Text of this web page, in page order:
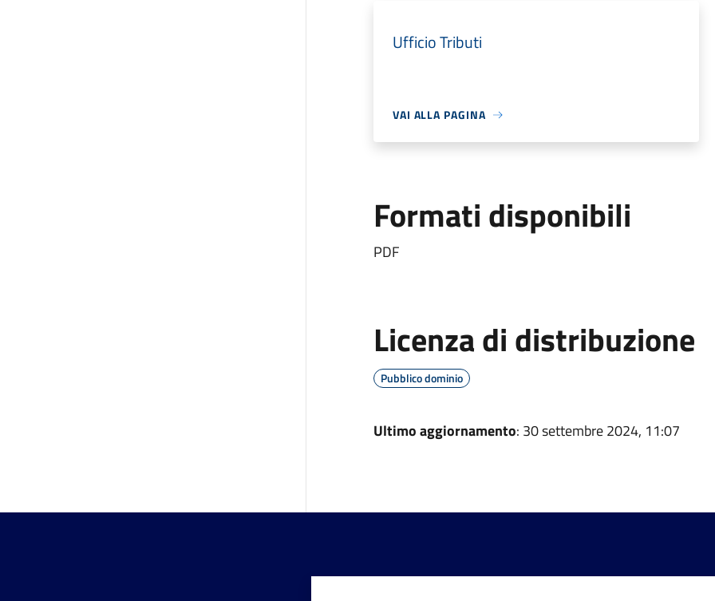
Ufficio Tributi
VAI ALLA PAGINA
Formati disponibili
PDF
Licenza di distribuzione
Pubblico dominio
Ultimo aggiornamento: 30 settembre 2024, 11:07